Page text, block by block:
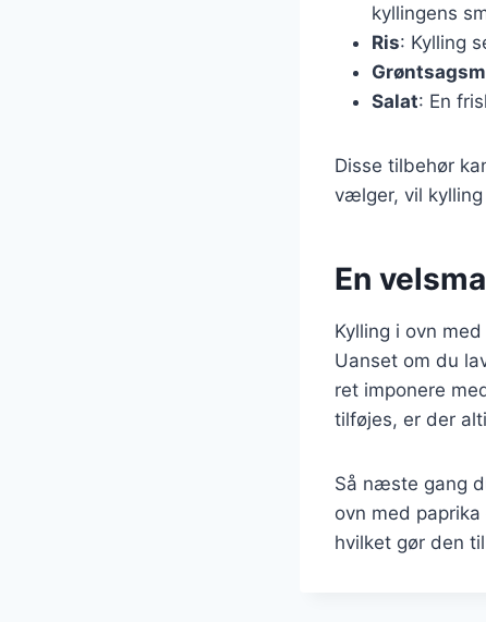
kyllingens
Ris: Kylling
Salat: En
Disse tilbehør
vælger, vil
En
Kylling i ovn
Uanset om du
ret imponere
tilføjes, er der
Så næste gang
ovn med
hvilket gør den